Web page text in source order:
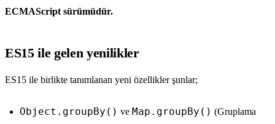
ECMAScript sürümüdür.
ES15 ile gelen yenilikler
ES15 ile birlikte tanımlanan yeni özellikler şunlar;
Object.groupBy() ve Map.groupBy() (Gruplama